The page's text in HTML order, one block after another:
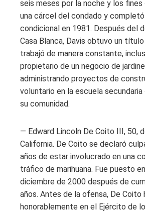
seis meses por la noche y los fines
una cárcel del condado y
condicional en 1981. Después del
Casa Blanca, Davis obtuvo un
trabajó de manera constante,
propietario de un negocio de
administrando proyectos de
voluntario en la escuela secundaria
su comunidad.
— Edward Lincoln De Coito III, 50,
California. De Coito se declaró
años de estar involucrado en una
tráfico de marihuana. Fue puesto
diciembre de 2000 después de
años. Antes de la ofensa, De Coito
honorablemente en el Ejército de